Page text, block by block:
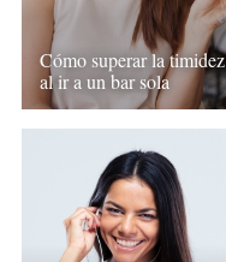
Cómo superar la timidez
al ir a un bar sola